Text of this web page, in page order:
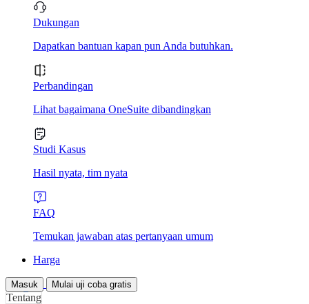
Dukungan
Dapatkan bantuan kapan pun Anda butuhkan.
Perbandingan
Lihat bagaimana OneSuite dibandingkan
Studi Kasus
Hasil nyata, tim nyata
FAQ
Temukan jawaban atas pertanyaan umum
Harga
Masuk Mulai uji coba gratis
Tentang